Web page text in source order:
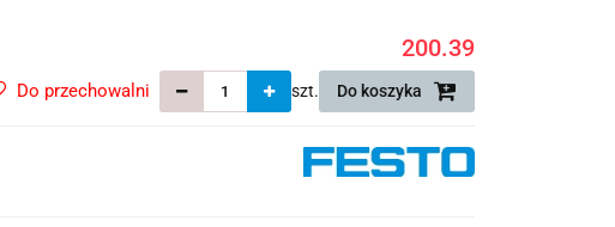
200.39
szt. Do koszyka
Do przechowalni